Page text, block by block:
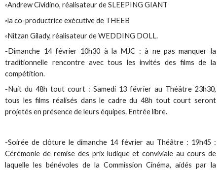
◦Andrew Cividino, réalisateur de SLEEPING GIANT
◦la co-productrice exécutive de THEEB
◦Nitzan Gilady, réalisateur de WEDDING DOLL.
-Dimanche 14 février 10h30 à la MJC : à ne pas manquer la
traditionnelle rencontre avec tous les invités des films de la
compétition.
-Nuit du 48h tout court : Samedi 13 février au Théâtre 23h30,
tous les films réalisés dans le cadre du 48h tout court seront
projetés en présence de leurs équipes. Entrée libre.
-Soirée de clôture le dimanche 14 février au Théâtre : 19h45 :
Cérémonie de remise des prix ludique et conviviale au cours de
laquelle les bénévoles de la Commission Cinéma, aidés par la